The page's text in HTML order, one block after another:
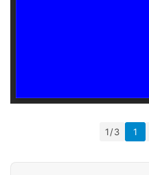
1 / 3 1